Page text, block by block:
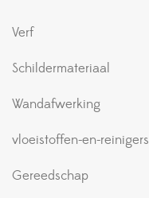
Verf
Schildermateriaal
Wandafwerking
vloeistoffen-en-reinigers
Gereedschap